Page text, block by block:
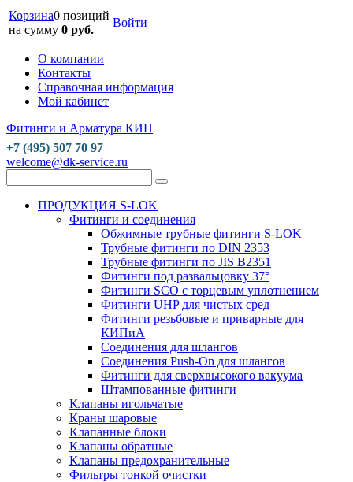
Корзина0 позиций
на сумму 0 руб.
Войти
О компании
Контакты
Справочная информация
Мой кабинет
Фитинги и Арматура КИП
+7 (495) 507 70 97
welcome@dk-service.ru
ПРОДУКЦИЯ S-LOK
Фитинги и соединения
Обжимные трубные фитинги S-LOK
Трубные фитинги по DIN 2353
Трубные фитинги по JIS B2351
Фитинги под развальцовку 37°
Фитинги SCO с торцевым уплотнением
Фитинги UHP для чистых сред
Фитинги резьбовые и приварные для
КИПиА
Соединения для шлангов
Соединения Push-On для шлангов
Фитинги для сверхвысокого вакуума
Штампованные фитинги
Клапаны игольчатые
Краны шаровые
Клапанные блоки
Клапаны обратные
Клапаны предохранительные
Фильтры тонкой очистки